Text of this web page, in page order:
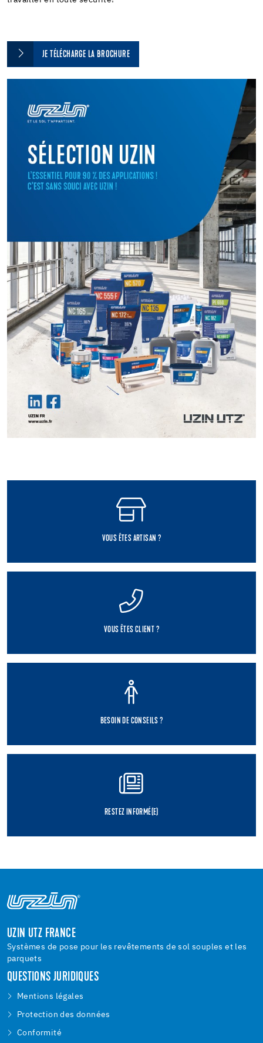
JE TÉLÉCHARGE LA BROCHURE
VOUS ÊTES ARTISAN ?
VOUS ÊTES CLIENT ?
BESOIN DE CONSEILS ?
RESTEZ INFORMÉ(E)
UZIN UTZ FRANCE
Systèmes de pose pour les revêtements de sol souples et les
parquets
QUESTIONS JURIDIQUES
Mentions légales
Protection des données
Conformité